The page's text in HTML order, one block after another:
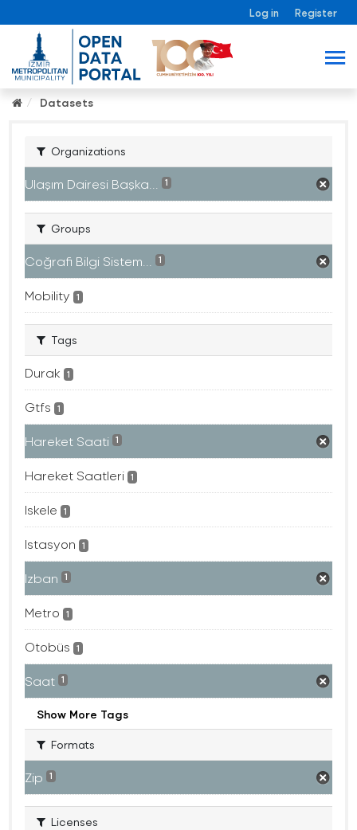
Log in Register
Datasets
Organizations
Ulaşım Dairesi Başka... 1
Groups
Coğrafi Bilgi Sistem... 1
Mobility 1
Tags
Durak 1
Gtfs 1
Hareket Saati 1
Hareket Saatleri 1
Iskele 1
Istasyon 1
Izban 1
Metro 1
Otobüs 1
Saat 1
Show More Tags
Formats
Zip 1
Licenses